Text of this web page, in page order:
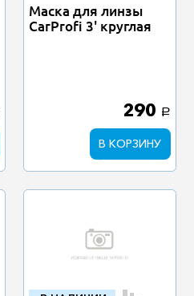
Маска для линзы
CarProfi 3' круглая
290 a
В КОРЗИНУ